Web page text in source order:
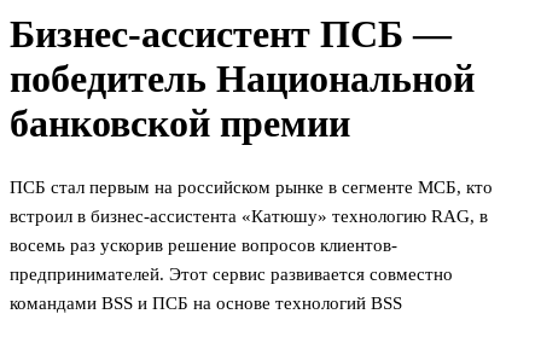
Бизнес-ассистент ПСБ —
победитель Национальной
банковской премии
ПСБ стал первым на российском рынке в сегменте МСБ, кто
встроил в бизнес-ассистента «Катюшу» технологию RAG, в
восемь раз ускорив решение вопросов клиентов-
предпринимателей. Этот сервис развивается совместно
командами BSS и ПСБ на основе технологий BSS